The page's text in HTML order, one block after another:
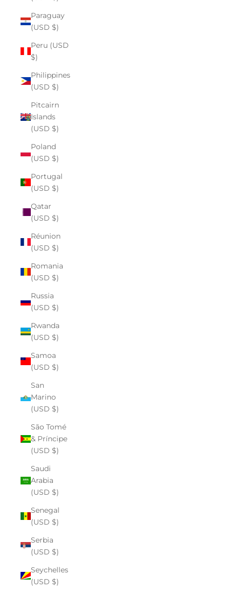
Paraguay
(USD $)
Peru (USD
$)
Philippines
(USD $)
Pitcairn
Islands
(USD $)
Poland
(USD $)
Portugal
(USD $)
Qatar
(USD $)
Réunion
(USD $)
Romania
(USD $)
Russia
(USD $)
Rwanda
(USD $)
Samoa
(USD $)
San
Marino
(USD $)
São Tomé
& Príncipe
(USD $)
Saudi
Arabia
(USD $)
Senegal
(USD $)
Serbia
(USD $)
Seychelles
(USD $)